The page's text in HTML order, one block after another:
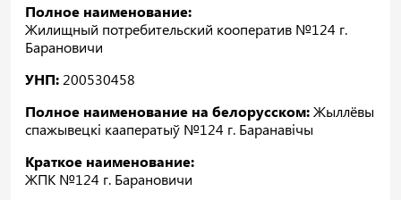
Полное наименование:
Жилищный потребительский кооператив №124 г.
Барановичи
УНП: 200530458
Полное наименование на белорусском:Жыллёвы
спажывецкі кааператыў №124 г. Баранавічы
Краткое наименование:
ЖПК №124 г. Барановичи